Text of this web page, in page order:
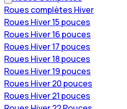
Roues complètes Hiver
Roues Hiver 15 pouces
Roues Hiver 16 pouces
Roues Hiver 17 pouces
Roues Hiver 18 pouces
Roues Hiver 19 pouces
Roues Hiver 20 pouces
Roues Hiver 21 pouces